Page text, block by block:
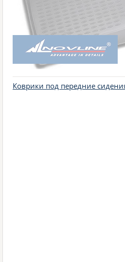
Коврики под передние